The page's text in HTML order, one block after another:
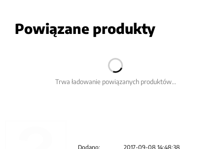
Powiązane produkty
Trwa ładowanie powiązanych produktów...
Dodano:
2017-09-08 14:48:38